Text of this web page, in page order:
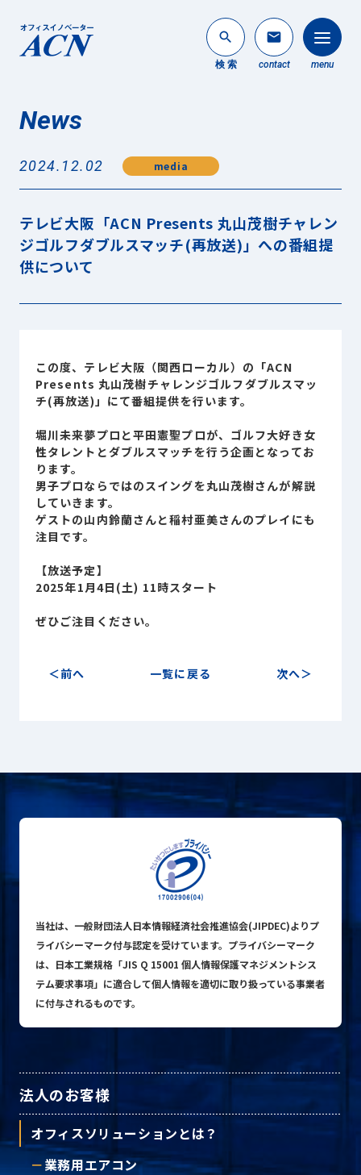
search
検 索
mail
contact menu
法人のお客様
個人のお客様
About ACN
ACNについて
Service
Sustainability
サステナビリティ
採用情報
person お客様専用サイト
mail お問い合わせ
プライバシーポリシー
News
2024.12.02 media
テレビ大阪「ACN Presents 丸山茂樹チャレン
ジゴルフダブルスマッチ(再放送)」への番組提
供について
この度、テレビ大阪（関西ローカル）の「ACN
Presents 丸山茂樹チャレンジゴルフダブルスマッ
チ(再放送)」にて番組提供を行います。
堀川未来夢プロと平田憲聖プロが、ゴルフ大好き女
性タレントとダブルスマッチを行う企画となってお
ります。
男子プロならではのスイングを丸山茂樹さんが解説
していきます。
ゲストの山内鈴蘭さんと稲村亜美さんのプレイにも
注目です。
【放送予定】
2025年1月4日(土) 11時スタート
ぜひご注目ください。
前へ 一覧に戻る 次へ
当社は、一般財団法人日本情報経済社会推進協会(JIPDEC)よりプ
ライバシーマーク付与認定を受けています。プライバシーマーク
は、日本工業規格「JIS Q 15001 個人情報保護マネジメントシス
テム要求事項」に適合して個人情報を適切に取り扱っている事業者
に付与されるものです。
法人のお客様
オフィスソリューションとは？
業務用エアコン